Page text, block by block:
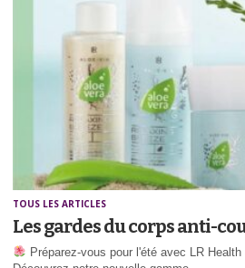
TOUS LES ARTICLES
Les gardes du corps anti-
Préparez-vous pour l'été avec LR